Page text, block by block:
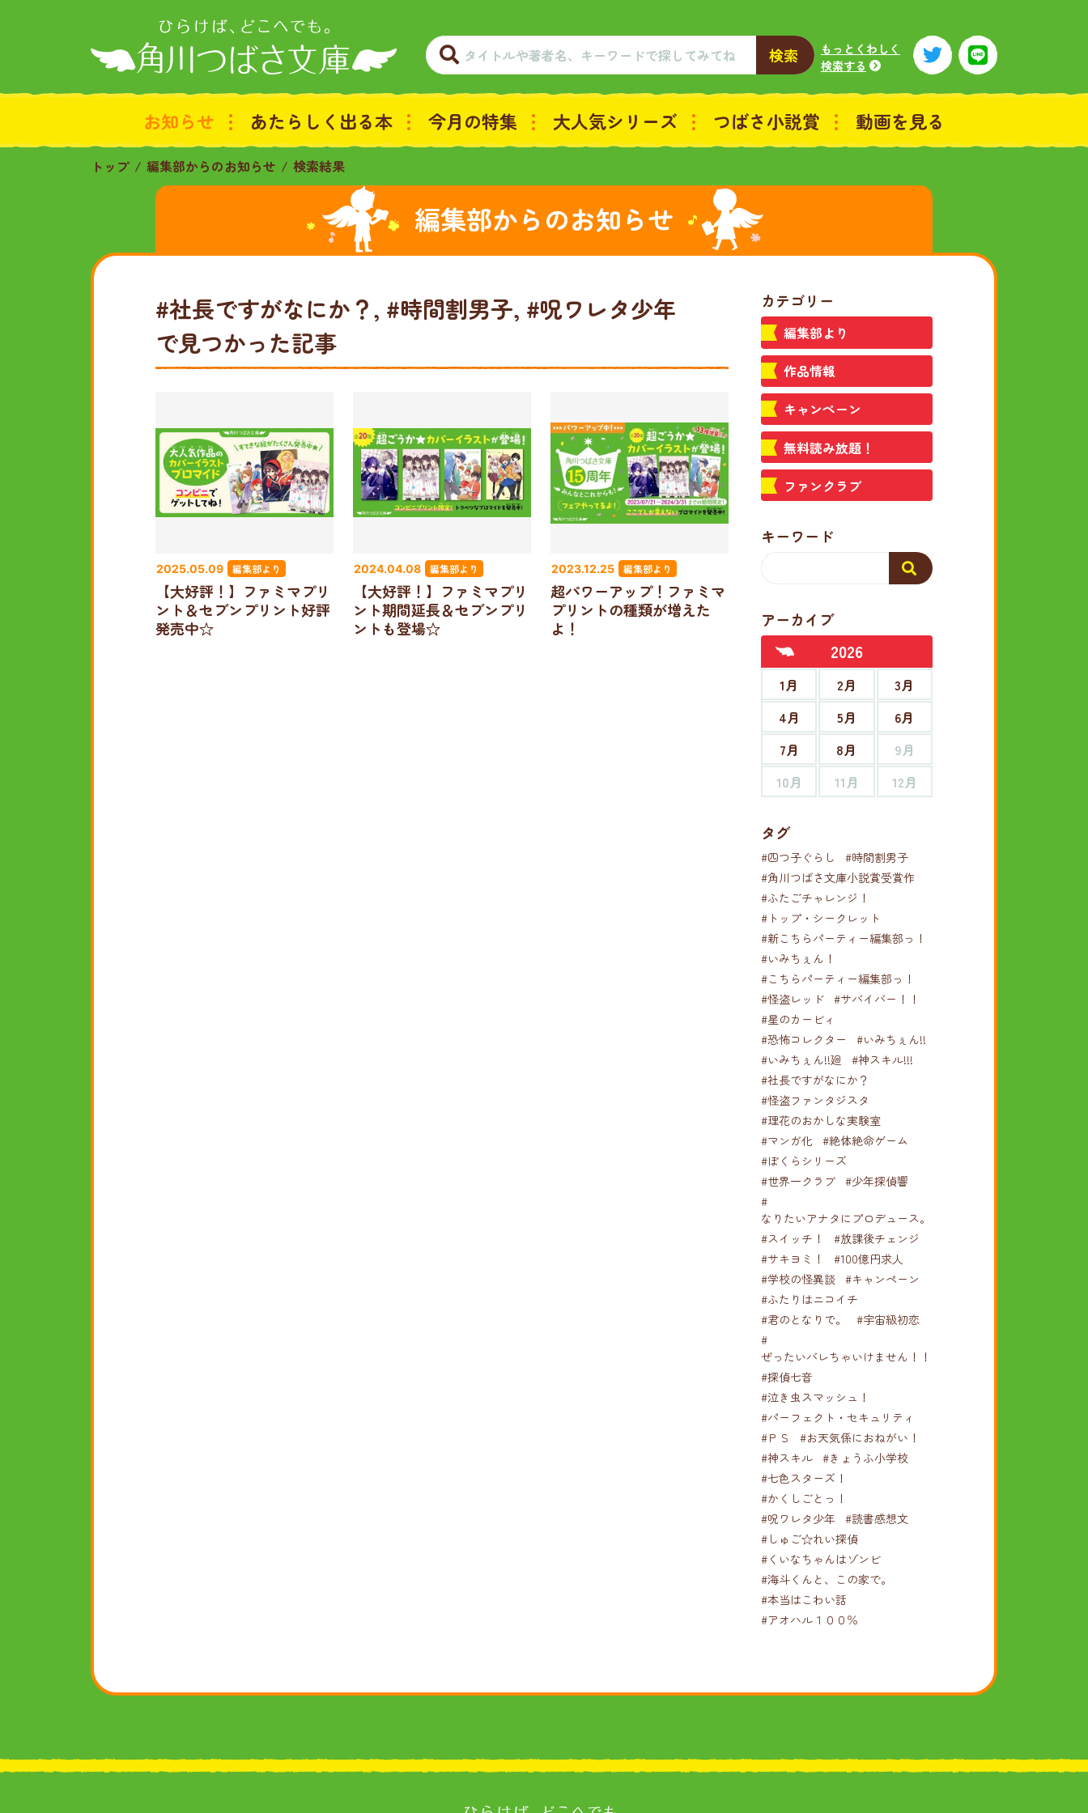
検索
もっとくわしく
検索する
お知らせ あたらしく出る本 今月の特集 大人気シリーズ つばさ小説賞 動画を見る
トップ 編集部からのお知らせ 検索結果
編集部からのお知らせ
#社長ですがなにか？, #時間割男子, #呪ワレタ少年
で見つかった記事
2025.05.09 編集部より
【大好評！】ファミマプリ
ント＆セブンプリント好評
発売中☆
2024.04.08 編集部より
【大好評！】ファミマプリ
ント期間延長＆セブンプリ
ントも登場☆
2023.12.25 編集部より
超パワーアップ！ファミマ
プリントの種類が増えた
よ！
カテゴリー
編集部より
作品情報
キャンペーン
無料読み放題！
ファンクラブ
キーワード
アーカイブ
2026
1月 2月
3月
4月
5月
6月
7月
8月
9月
10月
11月 12月
タグ
#四つ子ぐらし
#時間割男子
#角川つばさ文庫小説賞受賞作
#ふたごチャレンジ！
#トップ・シークレット
#新こちらパーティー編集部っ！
#いみちぇん！
#こちらパーティー編集部っ！
#怪盗レッド #サバイバー！！
#星のカービィ
#恐怖コレクター
#いみちぇん!!
#いみちぇん!!廻
#神スキル!!!
#社長ですがなにか？
#怪盗ファンタジスタ
#理花のおかしな実験室
#マンガ化 #絶体絶命ゲーム
#ぼくらシリーズ
#世界一クラブ #少年探偵響
#
なりたいアナタにプロデュース。
#スイッチ！
#放課後チェンジ
#サキヨミ！
#100億円求人
#学校の怪異談 #キャンペーン
#ふたりはニコイチ
#君のとなりで。
#宇宙級初恋
#
ぜったいバレちゃいけません！！！
#探偵七音
#泣き虫スマッシュ！
#パーフェクト・セキュリティ
#ＰＳ
#お天気係におねがい！
#神スキル #きょうふ小学校
#七色スターズ！
#かくしごとっ！
#呪ワレタ少年
#読書感想文
#しゅご☆れい探偵
#くいなちゃんはゾンビ
#海斗くんと、この家で。
#本当はこわい話
#アオハル１００％